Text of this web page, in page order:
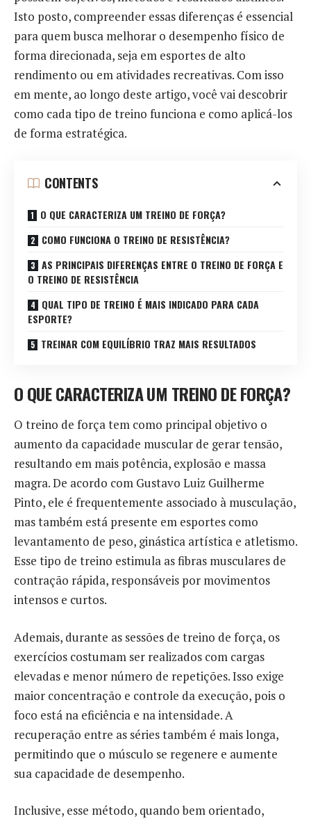
Isto posto, compreender essas diferenças é essencial
para quem busca melhorar o desempenho físico de
forma direcionada, seja em esportes de alto
rendimento ou em atividades recreativas. Com isso
em mente, ao longo deste artigo, você vai descobrir
como cada tipo de treino funciona e como aplicá-los
de forma estratégica.
CONTENTS
O QUE CARACTERIZA UM TREINO DE FORÇA?
COMO FUNCIONA O TREINO DE RESISTÊNCIA?
AS PRINCIPAIS DIFERENÇAS ENTRE O TREINO DE FORÇA E
O TREINO DE RESISTÊNCIA
QUAL TIPO DE TREINO É MAIS INDICADO PARA CADA
ESPORTE?
TREINAR COM EQUILÍBRIO TRAZ MAIS RESULTADOS
O QUE CARACTERIZA UM TREINO DE FORÇA?
O treino de força tem como principal objetivo o
aumento da capacidade muscular de gerar tensão,
resultando em mais potência, explosão e massa
magra. De acordo com Gustavo Luiz Guilherme
Pinto, ele é frequentemente associado à musculação,
mas também está presente em esportes como
levantamento de peso, ginástica artística e atletismo.
Esse tipo de treino estimula as fibras musculares de
contração rápida, responsáveis por movimentos
intensos e curtos.
Ademais, durante as sessões de treino de força, os
exercícios costumam ser realizados com cargas
elevadas e menor número de repetições. Isso exige
maior concentração e controle da execução, pois o
foco está na eficiência e na intensidade. A
recuperação entre as séries também é mais longa,
permitindo que o músculo se regenere e aumente
sua capacidade de desempenho.
Inclusive, esse método, quando bem orientado,